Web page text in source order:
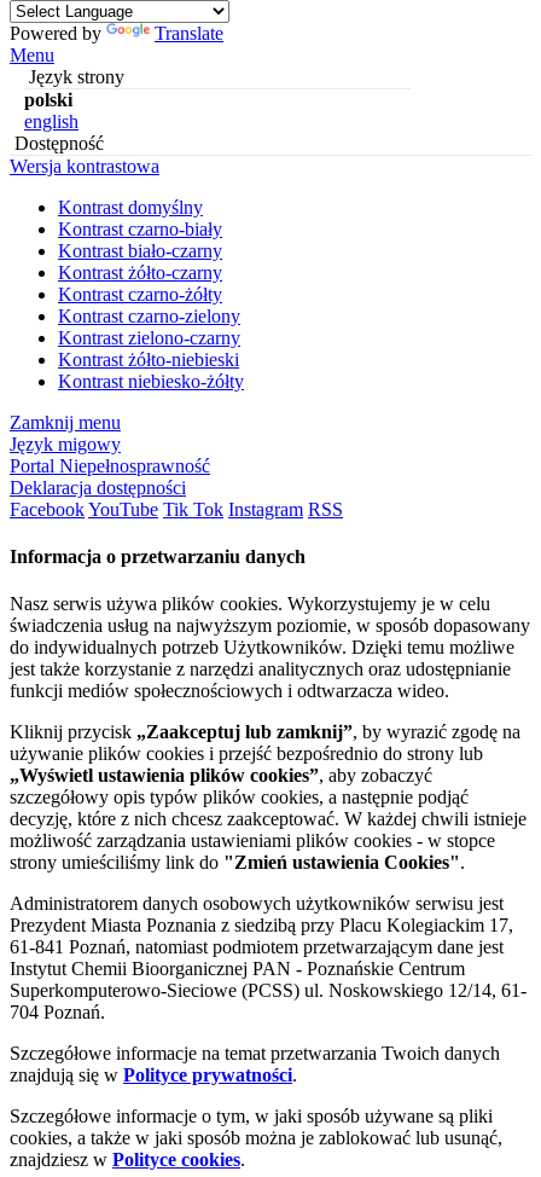
Powered by
Translate
Menu
Język strony
polski
english
Dostępność
Wersja kontrastowa
Kontrast domyślny
Kontrast czarno-biały
Kontrast biało-czarny
Kontrast żółto-czarny
Kontrast czarno-żółty
Kontrast czarno-zielony
Kontrast zielono-czarny
Kontrast żółto-niebieski
Kontrast niebiesko-żółty
Zamknij menu
Język migowy
Portal Niepełnosprawność
Deklaracja dostępności
FacebookYouTube Tik Tok Instagram RSS
Informacja o przetwarzaniu danych
Nasz serwis używa plików cookies. Wykorzystujemy je w celu
świadczenia usług na najwyższym poziomie, w sposób dopasowany
do indywidualnych potrzeb Użytkowników. Dzięki temu możliwe
jest także korzystanie z narzędzi analitycznych oraz udostępnianie
funkcji mediów społecznościowych i odtwarzacza wideo.
Kliknij przycisk „Zaakceptuj lub zamknij”, by wyrazić zgodę na
używanie plików cookies i przejść bezpośrednio do strony lub
„Wyświetl ustawienia plików cookies”, aby zobaczyć
szczegółowy opis typów plików cookies, a następnie podjąć
decyzję, które z nich chcesz zaakceptować. W każdej chwili istnieje
możliwość zarządzania ustawieniami plików cookies - w stopce
strony umieściliśmy link do "Zmień ustawienia Cookies".
Administratorem danych osobowych użytkowników serwisu jest
Prezydent Miasta Poznania z siedzibą przy Placu Kolegiackim 17,
61-841 Poznań, natomiast podmiotem przetwarzającym dane jest
Instytut Chemii Bioorganicznej PAN - Poznańskie Centrum
Superkomputerowo-Sieciowe (PCSS) ul. Noskowskiego 12/14, 61-
704 Poznań.
Szczegółowe informacje na temat przetwarzania Twoich danych
znajdują się w Polityce prywatności.
Szczegółowe informacje o tym, w jaki sposób używane są pliki
cookies, a także w jaki sposób można je zablokować lub usunąć,
znajdziesz w Polityce cookies.